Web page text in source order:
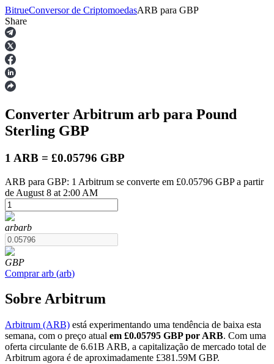
Futuros
Futuros de USDT
Futuros COIN-M
Futuros de criptomoeda
BitrueConversor de CriptomoedasARB para GBP
Share
Converter Arbitrum arb para Pound
Sterling GBP
1 ARB = £0.05796 GBP
ARB para GBP: 1 Arbitrum se converte em £0.05796 GBP a partir
de August 8 at 2:00 AM
arbarb
GBP
Comprar arb (arb)
Sobre Arbitrum
Arbitrum (ARB) está experimentando uma tendência de baixa esta
semana, com o preço atual em £0.05795 GBP por ARB. Com uma
oferta circulante de 6.61B ARB, a capitalização de mercado total de
Arbitrum agora é de aproximadamente £381.59M GBP.